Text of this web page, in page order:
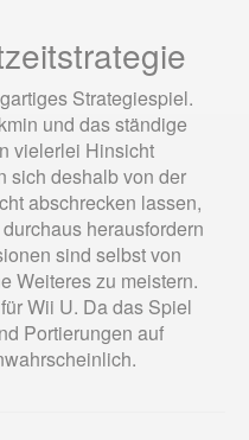
Strategiespiel.
und das ständige
vielerlei Hinsicht
sich deshalb von der
abschrecken lassen,
herausfordern
sind selbst von
Weiteres zu meistern.
Wii U. Da das Spiel
Portierungen auf